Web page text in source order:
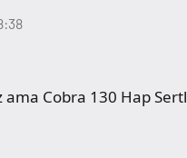
ama Cobra 130 Hap